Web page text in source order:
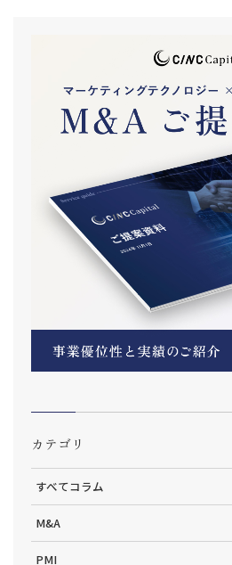
カテゴリ
すべてコラム
M&A
PMI